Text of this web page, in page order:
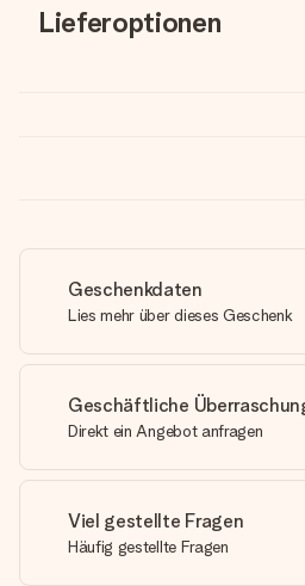
Lieferoptionen
Geschenkdaten
Lies mehr über dieses Geschenk
Geschäftliche
Direkt ein Angebot anfragen
Viel gestellte Fragen
Häufig gestellte Fragen